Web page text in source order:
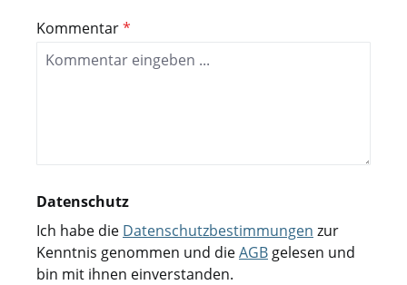
Kommentar*
Datenschutz
Ich habe die Datenschutzbestimmungen zur
Kenntnis genommen und dieAGB gelesen und
bin mit ihnen einverstanden.